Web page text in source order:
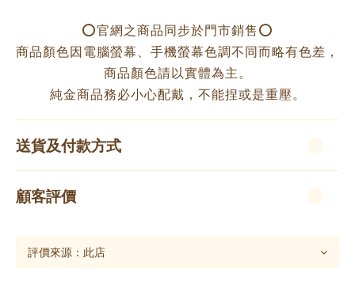
⭕️官網之商品同步於門市銷售⭕️
商品顏色因電腦螢幕、手機螢幕色調不同而略有色差，
商品顏色請以實體為主。
純金商品務必小心配戴，不能捏或是重壓。
送貨及付款方式
顧客評價